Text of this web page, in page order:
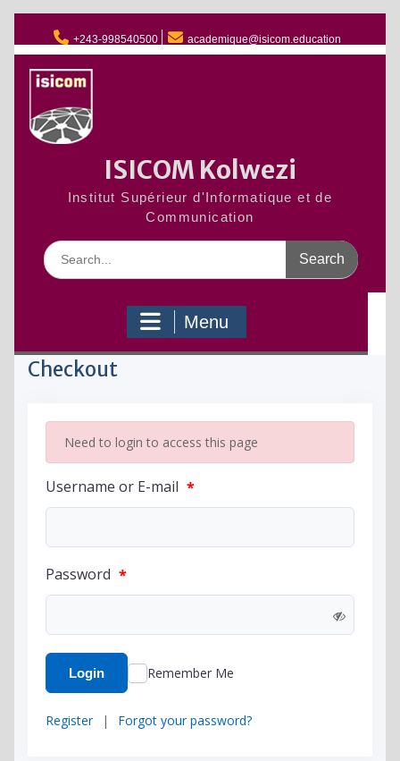
to
content
+243-998540500 academique@isicom.education
ISICOM Kolwezi
Institut Supérieur d'Informatique et de
Communication
Search
for:
Menu
Checkout
Need to login to access this page
Username or E-mail *
Password *
Login Remember Me
Register | Forgot your password?